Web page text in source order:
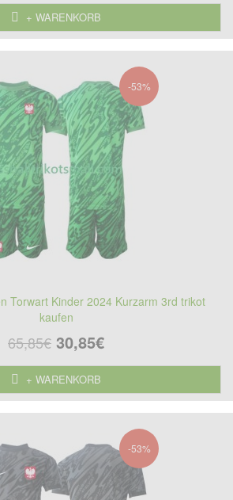
+ WARENKORB
-53%
Torwart Kinder 2024 Kurzarm 3rd trikot
kaufen
65,85€ 30,85€
+ WARENKORB
-53%